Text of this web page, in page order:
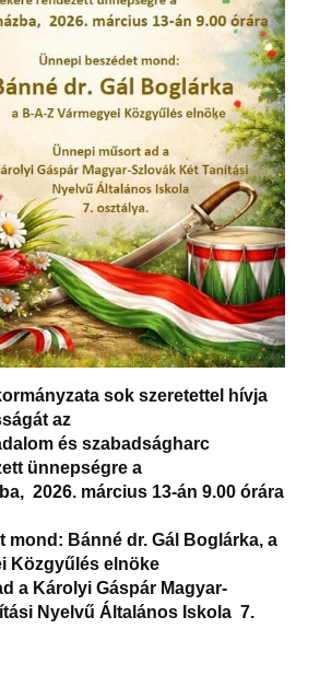
sok szeretettel hívja
az
és szabadságharc
ünnepségre a
2026. március 13-án 9.00 órára
mond: Bánné dr. Gál Boglárka, a
Közgyűlés elnöke
a Károlyi Gáspár Magyar-
Nyelvű Általános Iskola 7.